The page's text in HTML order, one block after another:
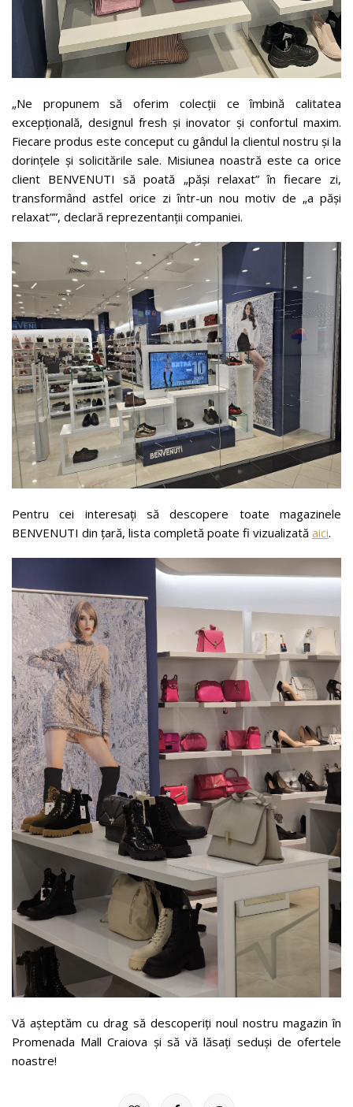
„Ne propunem să oferim colecții ce îmbină calitatea
excepțională, designul fresh și inovator și confortul maxim.
Fiecare produs este conceput cu gândul la clientul nostru și la
dorințele și solicitările sale. Misiunea noastră este ca orice
client BENVENUTI să poată „păși relaxat” în fiecare zi,
transformând astfel orice zi într-un nou motiv de „a păși
relaxat””, declară reprezentanții companiei.
Pentru cei interesați să descopere toate magazinele
BENVENUTI din țară, lista completă poate fi vizualizată aici.
Vă așteptăm cu drag să descoperiți noul nostru magazin în
Promenada Mall Craiova și să vă lăsați seduși de ofertele
noastre!